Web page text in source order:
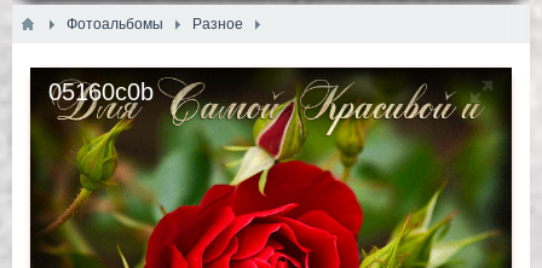
Фотоальбомы Разное
05160c0b